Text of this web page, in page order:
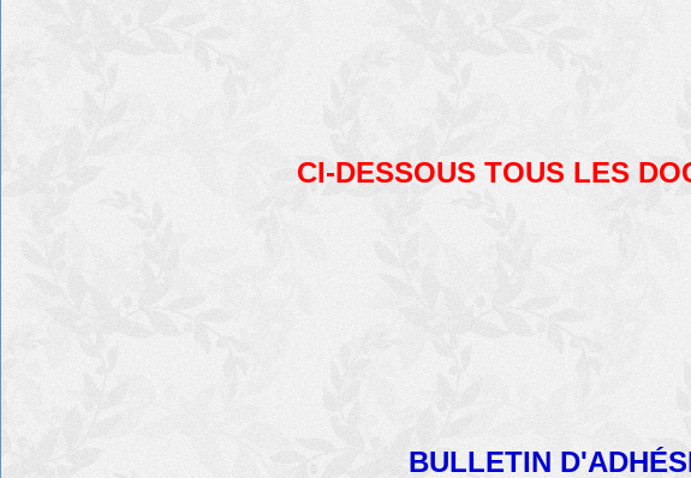
CI-DESSOUS TOUS LES
BULLETIN